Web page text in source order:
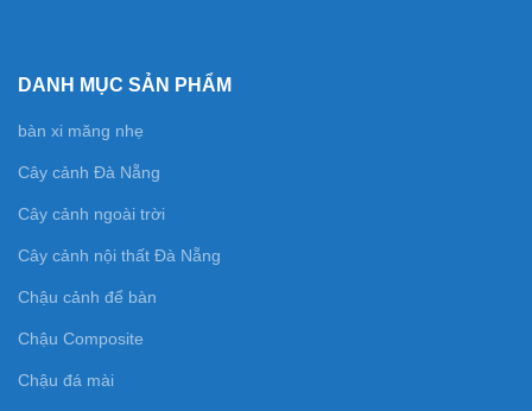
DANH MỤC SẢN PHẨM
bàn xi măng nhẹ
Cây cảnh Đà Nẵng
Cây cảnh ngoài trời
Cây cảnh nội thất Đà Nẵng
Chậu cảnh để bàn
Chậu Composite
Chậu đá mài